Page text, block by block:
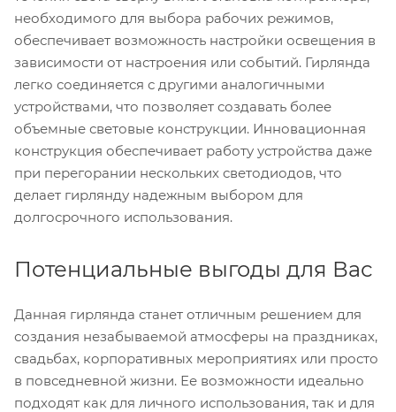
необходимого для выбора рабочих режимов,
обеспечивает возможность настройки освещения в
зависимости от настроения или событий. Гирлянда
легко соединяется с другими аналогичными
устройствами, что позволяет создавать более
объемные световые конструкции. Инновационная
конструкция обеспечивает работу устройства даже
при перегорании нескольких светодиодов, что
делает гирлянду надежным выбором для
долгосрочного использования.
Потенциальные выгоды для Вас
Данная гирлянда станет отличным решением для
создания незабываемой атмосферы на праздниках,
свадьбах, корпоративных мероприятиях или просто
в повседневной жизни. Ее возможности идеально
подходят как для личного использования, так и для